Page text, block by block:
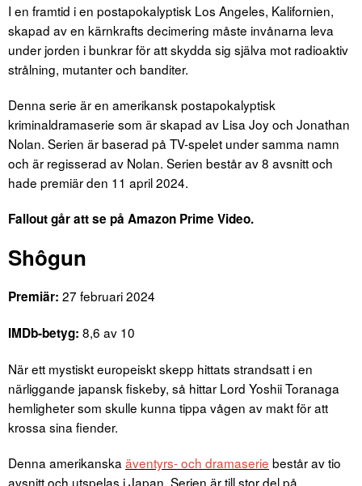
I en framtid i en postapokalyptisk Los Angeles, Kalifornien,
skapad av en kärnkrafts decimering måste invånarna leva
under jorden i bunkrar för att skydda sig själva mot radioaktiv
strålning, mutanter och banditer.
Denna serie är en amerikansk postapokalyptisk
kriminaldramaserie som är skapad av Lisa Joy och Jonathan
Nolan. Serien är baserad på TV-spelet under samma namn
och är regisserad av Nolan. Serien består av 8 avsnitt och
hade premiär den 11 april 2024.
Fallout går att se på Amazon Prime Video.
Shôgun
Premiär: 27 februari 2024
IMDb-betyg: 8,6 av 10
När ett mystiskt europeiskt skepp hittats strandsatt i en
närliggande japansk fiskeby, så hittar Lord Yoshii Toranaga
hemligheter som skulle kunna tippa vågen av makt för att
krossa sina fiender.
Denna amerikanska äventyrs- och dramaserie består av tio
avsnitt och utspelas i Japan. Serien är till stor del på